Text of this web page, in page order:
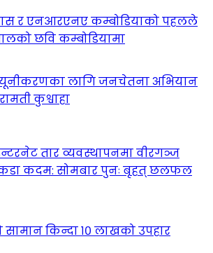
र एनआरएनए कम्बोडियाको पहलले
छवि कम्बोडियामा
न्यूनीकरणका लागि जनचेतना अभियान
कुश्वाहा
तार व्यवस्थापनमा वीरगञ्ज
कदम: सोमबार पुनः बृहत् छलफल
किन्दा १० लाखको उपहार